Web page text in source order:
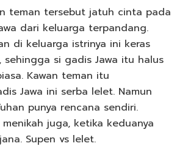
teman tersebut jatuh cinta pada
dari keluarga terpandang.
di keluarga istrinya ini keras
sehingga si gadis Jawa itu halus
Kawan teman itu
Jawa ini serba lelet. Namun
punya rencana sendiri.
juga, ketika keduanya
Supen vs lelet.